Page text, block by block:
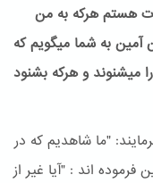
هستم هرکه به من
آمین به شما میگویم که
میشنوند و هرکه بشنود
شما نمی دانید" 29 . ونیز میفرمایند: "ما شاهدیم که در
وقوع آن بی خبریم30" و همچنین فرموده اند : "آیا غیر از